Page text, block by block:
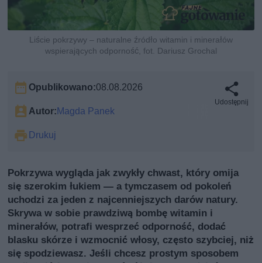
Liście pokrzywy – naturalne źródło witamin i minerałów
wspierających odporność, fot. Dariusz Grochal
Opublikowano:08.08.2026
Autor: Magda Panek
Drukuj
Udostępnij
Pokrzywa wygląda jak zwykły chwast, który omija
się szerokim łukiem — a tymczasem od pokoleń
uchodzi za jeden z najcenniejszych darów natury.
Skrywa w sobie prawdziwą bombę witamin i
minerałów, potrafi wesprzeć odporność, dodać
blasku skórze i wzmocnić włosy, często szybciej, niż
się spodziewasz. Jeśli chcesz prostym sposobem